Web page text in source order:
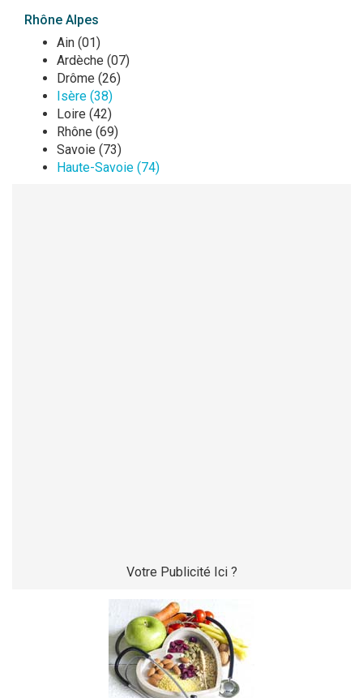
Rhône Alpes
Ain (01)
Ardèche (07)
Drôme (26)
Isère (38)
Loire (42)
Rhône (69)
Savoie (73)
Haute-Savoie (74)
Votre Publicité Ici ?